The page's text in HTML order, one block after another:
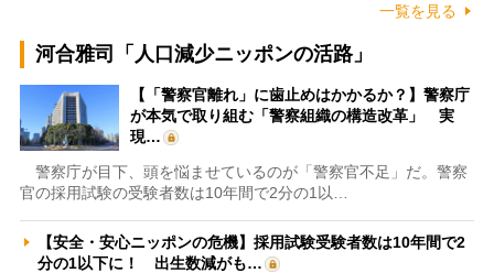
一覧を見る
河合雅司「人口減少ニッポンの活路」
【「警察官離れ」に歯止めはかかるか？】警察庁
が本気で取り組む「警察組織の構造改革」 実
現…
警察庁が目下、頭を悩ませているのが「警察官不足」だ。警察
官の採用試験の受験者数は10年間で2分の1以…
【安全・安心ニッポンの危機】採用試験受験者数は10年間で2
分の1以下に！ 出生数減がも…